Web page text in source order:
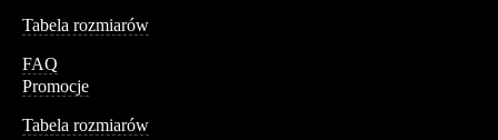
Tabela rozmiarów
FAQ
Promocje
Tabela rozmiarów